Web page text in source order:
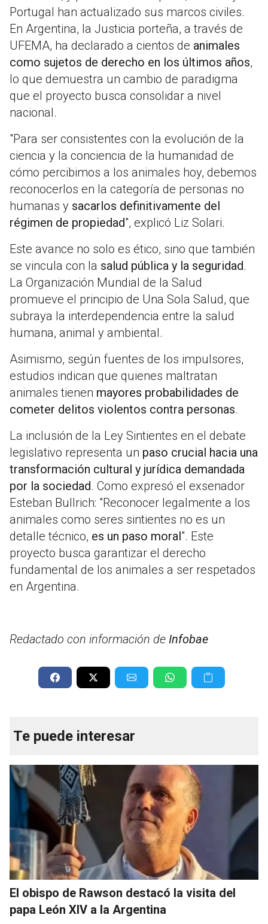
Portugal han actualizado sus marcos civiles.
En Argentina, la Justicia porteña, a través de
UFEMA, ha declarado a cientos de animales
como sujetos de derecho en los últimos años,
lo que demuestra un cambio de paradigma
que el proyecto busca consolidar a nivel
nacional.
"Para ser consistentes con la evolución de la
ciencia y la conciencia de la humanidad de
cómo percibimos a los animales hoy, debemos
reconocerlos en la categoría de personas no
humanas y sacarlos definitivamente del
régimen de propiedad", explicó Liz Solari.
Este avance no solo es ético, sino que también
se vincula con la salud pública y la seguridad.
La Organización Mundial de la Salud
promueve el principio de Una Sola Salud, que
subraya la interdependencia entre la salud
humana, animal y ambiental.
Asimismo, según fuentes de los impulsores,
estudios indican que quienes maltratan
animales tienen mayores probabilidades de
cometer delitos violentos contra personas.
La inclusión de la Ley Sintientes en el debate
legislativo representa un paso crucial hacia una
transformación cultural y jurídica demandada
por la sociedad. Como expresó el exsenador
Esteban Bullrich: "Reconocer legalmente a los
animales como seres sintientes no es un
detalle técnico, es un paso moral". Este
proyecto busca garantizar el derecho
fundamental de los animales a ser respetados
en Argentina.
Redactado con información de Infobae
Te puede interesar
El obispo de Rawson destacó la visita del
papa León XIV a la Argentina